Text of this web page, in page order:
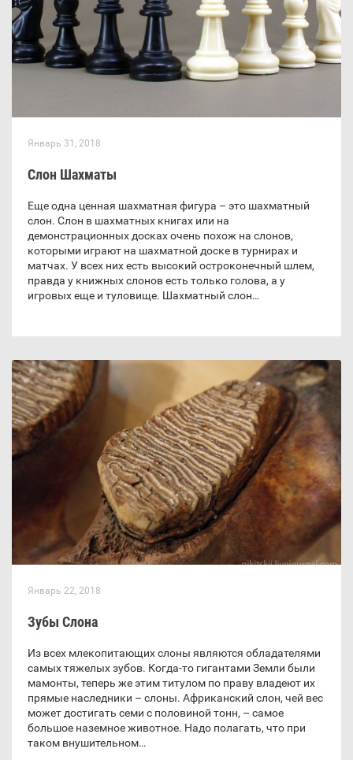
Январь 31, 2018
Слон Шахматы
Еще одна ценная шахматная фигура – это шахматный
слон. Слон в шахматных книгах или на
демонстрационных досках очень похож на слонов,
которыми играют на шахматной доске в турнирах и
матчах. У всех них есть высокий остроконечный шлем,
правда у книжных слонов есть только голова, а у
игровых еще и туловище. Шахматный слон…
Январь 22, 2018
Зубы Слона
Из всех млекопитающих слоны являются обладателями
самых тяжелых зубов. Когда-то гигантами Земли были
мамонты, теперь же этим титулом по праву владеют их
прямые наследники – слоны. Африканский слон, чей вес
может достигать семи с половиной тонн, – самое
большое наземное животное. Надо полагать, что при
таком внушительном…